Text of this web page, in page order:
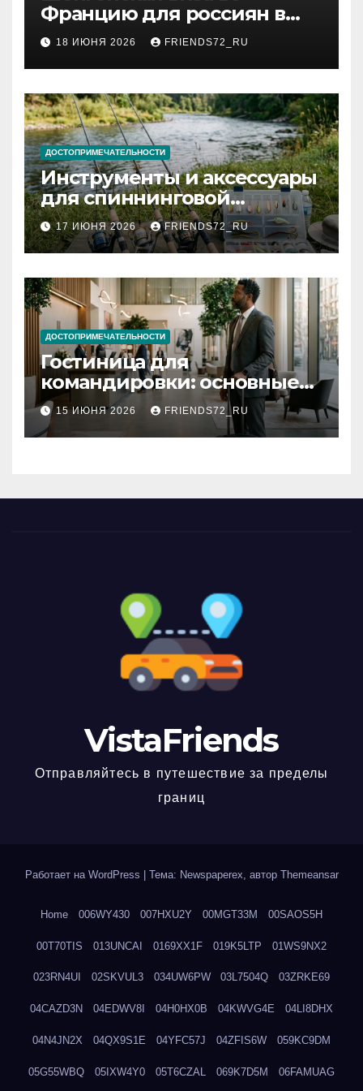
Францию для россиян в
2026 году: сроки от 3 дней
и список необходимых
документов
18 ИЮНЯ 2026 FRIENDS72_RU
ДОСТОПРИМЕЧАТЕЛЬНОСТИ
Инструменты и аксессуары
для спиннинговой
рыбалки: назначение и
типы
17 ИЮНЯ 2026 FRIENDS72_RU
ДОСТОПРИМЕЧАТЕЛЬНОСТИ
Гостиница для
командировки: основные
критерии выбора
15 ИЮНЯ 2026 FRIENDS72_RU
VistaFriends
Отправляйтесь в путешествие за пределы
границ
Работает на WordPress Тема: Newspaperex, автор Themeansar
Home 006WY430 007HXU2Y 00MGT33M 00SAOS5H
00T70TIS 013UNCAI 0169XX1F 019K5LTP 01WS9NX2
023RN4UI 02SKVUL3 034UW6PW 03L7504Q 03ZRKE69
04CAZD3N 04EDWV8I 04H0HX0B 04KWVG4E 04LI8DHX
04N4JN2X 04QX9S1E 04YFC57J 04ZFIS6W 059KC9DM
05G55WBQ 05IXW4Y0 05T6CZAL 069K7D5M 06FAMUAG